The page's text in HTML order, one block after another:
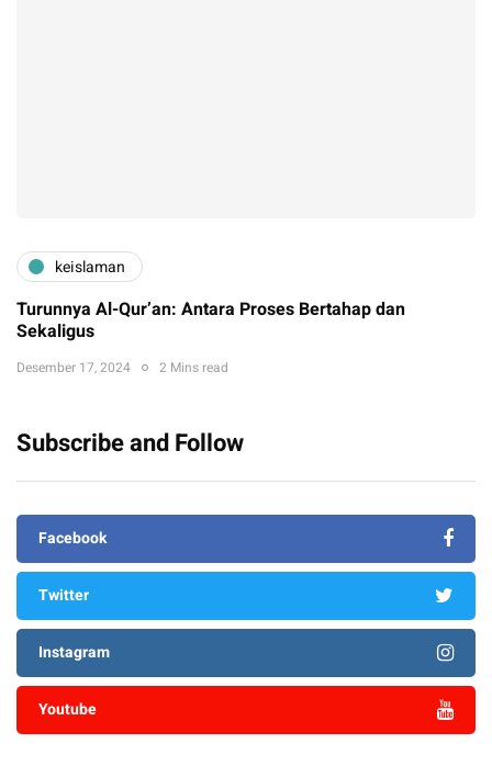
keislaman
Turunnya Al-Qur’an: Antara Proses Bertahap dan
Sekaligus
Desember 17, 2024 2 Mins read
Subscribe and Follow
Facebook
Twitter
Instagram
Youtube